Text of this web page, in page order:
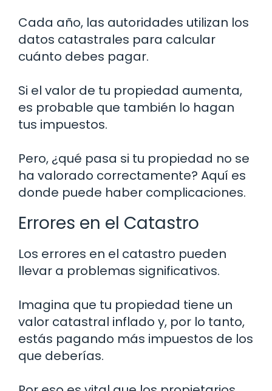
Cada año, las autoridades utilizan los
datos catastrales para calcular
cuánto debes pagar.
Si el valor de tu propiedad aumenta,
es probable que también lo hagan
tus impuestos.
Pero, ¿qué pasa si tu propiedad no se
ha valorado correctamente? Aquí es
donde puede haber complicaciones.
Errores en el Catastro
Los errores en el catastro pueden
llevar a problemas significativos.
Imagina que tu propiedad tiene un
valor catastral inflado y, por lo tanto,
estás pagando más impuestos de los
que deberías.